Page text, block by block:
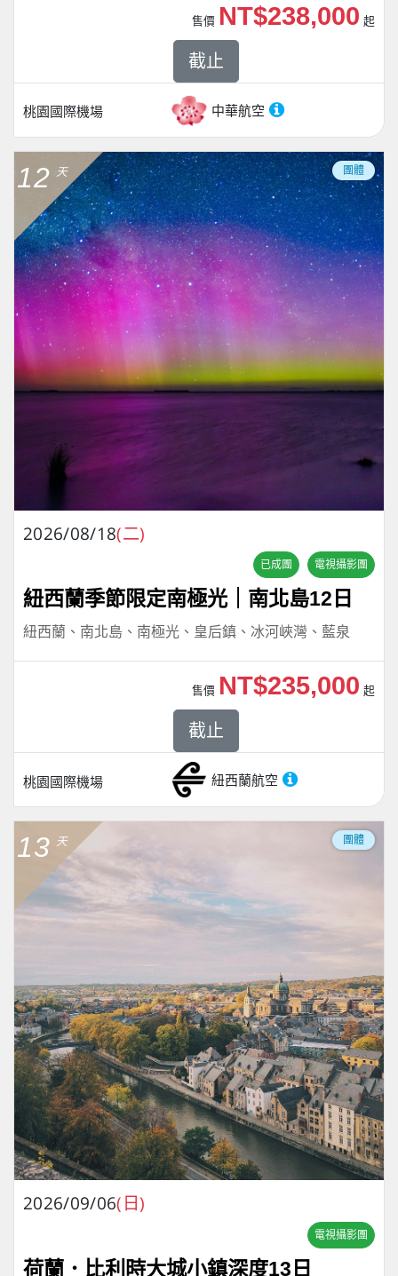
桃園國際機場 中華航空
售價 NT$238,000 起
截止
12 天 團體
2026/08/18(二)
已成團 電視攝影團
紐西蘭季節限定南極光｜南北島12日
紐西蘭、南北島、南極光、皇后鎮、冰河峽灣、藍泉
桃園國際機場 紐西蘭航空
售價 NT$235,000 起
截止
13 天 團體
2026/09/06(日)
電視攝影團
荷蘭．比利時大城小鎮深度13日